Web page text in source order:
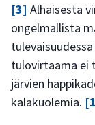
[3] Alhaisesta
ongelmallista
tulovirtaama ei
järvien
kalakuolemia.